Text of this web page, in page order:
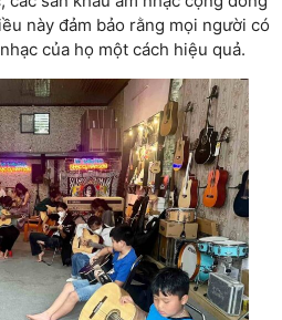
này đảm bảo rằng mọi người có
của họ một cách hiệu quả.